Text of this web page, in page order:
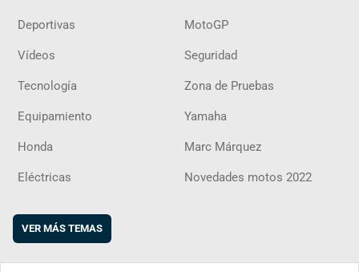
Deportivas MotoGP
Vídeos Seguridad
Tecnología Zona de Pruebas
Equipamiento Yamaha
Honda Marc Márquez
Eléctricas Novedades motos 2022
VER MÁS TEMAS